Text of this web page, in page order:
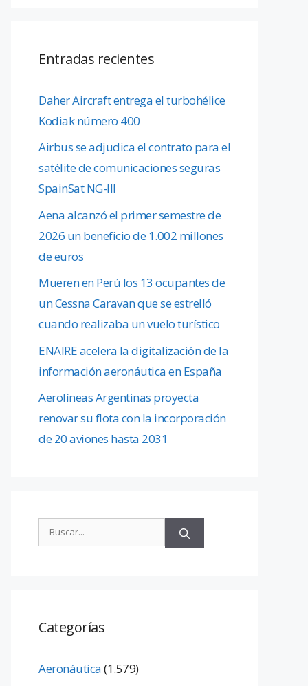
Entradas recientes
Daher Aircraft entrega el turbohélice
Kodiak número 400
Airbus se adjudica el contrato para el
satélite de comunicaciones seguras
SpainSat NG-III
Aena alcanzó el primer semestre de
2026 un beneficio de 1.002 millones
de euros
Mueren en Perú los 13 ocupantes de
un Cessna Caravan que se estrelló
cuando realizaba un vuelo turístico
ENAIRE acelera la digitalización de la
información aeronáutica en España
Aerolíneas Argentinas proyecta
renovar su flota con la incorporación
de 20 aviones hasta 2031
Categorías
Aeronáutica(1.579)